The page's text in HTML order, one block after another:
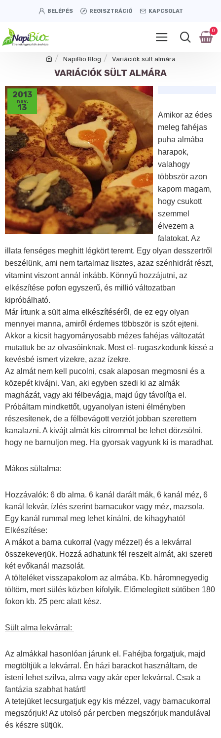
BELÉPÉS REGISZTRÁCIÓ KAPCSOLAT
0
NapiBio Blog Variációk sült almára
VARIÁCIÓK SÜLT ALMÁRA
2013
nov.
13
Amikor az édes
meleg fahéjas
puha almába
harapok,
valahogy
többször azon
kapom magam,
hogy csukott
szemmel
élvezem a
falatokat. Az
illata fenséges meghitt légkört teremt. Egy olyan desszertről
beszélünk, ami nem tartalmaz lisztes, azaz szénhidrát részt,
vitamint viszont annál inkább. Könnyű hozzájutni, az
elkészítése pofon egyszerű, és millió változatban
kipróbálható.
Már írtunk a sült alma elkészítéséről, de ez egy olyan
mennyei manna, amiről érdemes többször is szót ejteni.
Akkor a kicsit hagyományosabb mézes fahéjas változatát
mutattuk be az olvasóinknak. Most el- rugaszkodunk kissé a
kevésbé ismert vizekre, azaz ízekre.
Az almát nem kell pucolni, csak alaposan megmosni és a
közepét kivájni. Van, aki egyben szedi ki az almák
magházát, vagy aki félbevágja, majd úgy távolítja el.
Próbáltam mindkettőt, ugyanolyan isteni élményben
részesítenek, de a félbevágott verziót jobban szerettem
kanalazni. A kivájt almát kis citrommal be lehet dörzsölni,
hogy ne barnuljon meg. Ha gyorsak vagyunk ki is maradhat.
Mákos sültalma:
Hozzávalók: 6 db alma. 6 kanál darált mák, 6 kanál méz, 6
kanál lekvár, ízlés szerint barnacukor vagy méz, mazsola.
Egy kanál rummal meg lehet kínálni, de kihagyható!
Elkészítése:
A mákot a barna cukorral (vagy mézzel) és a lekvárral
összekeverjük. Hozzá adhatunk fél reszelt almát, aki szereti
két evőkanál mazsolát.
A tölteléket visszapakolom az almába. Kb. háromnegyedig
töltöm, mert sülés közben kifolyik. Előmelegített sütőben 180
fokon kb. 25 perc alatt kész.
Sült alma lekvárral:
Az almákkal hasonlóan járunk el. Fahéjba forgatjuk, majd
megtöltjük a lekvárral. Én házi barackot használtam, de
isteni lehet szilva, alma vagy akár eper lekvárral. Csak a
fantázia szabhat határt!
A tetejüket lecsurgatjuk egy kis mézzel, vagy barnacukorral
megszórjuk! Az utolsó pár percben megszórjuk mandulával
és készre sütjük.